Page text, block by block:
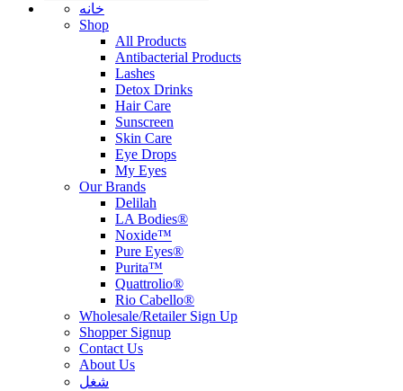
خانه
Shop
All Products
Antibacterial Products
Lashes
Detox Drinks
Hair Care
Sunscreen
Skin Care
Eye Drops
My Eyes
Our Brands
Delilah
LA Bodies®
Noxide™
Pure Eyes®
Purita™
Quattrolio®
Rio Cabello®
Wholesale/Retailer Sign Up
Shopper Signup
Contact Us
About Us
شغل